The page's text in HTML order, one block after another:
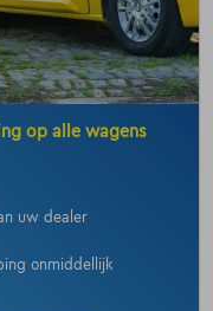
op alle wagens
uw dealer
onmiddellijk